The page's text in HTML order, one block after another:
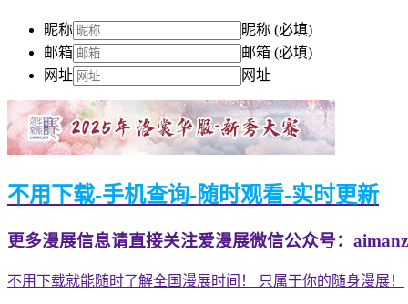
昵称
昵称 (必填)
邮箱
邮箱 (必填)
网址
网址
不用下载-手机查询-随时观看-实时更新
更多漫展信息请直接关注爱漫展微信公众号：
不用下载就能随时了解全国漫展时间！ 只属于你的随身漫展！